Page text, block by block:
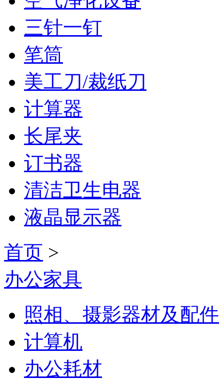
三针一钉
笔筒
美工刀/裁纸刀
计算器
长尾夹
订书器
清洁卫生电器
液晶显示器
首页 >
办公家具
照相、摄影器材及配件
计算机
办公耗材